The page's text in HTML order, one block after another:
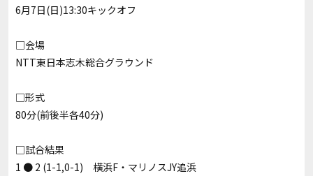
6月7日(日)13:30キックオフ
□会場
NTT東日本志木総合グラウンド
□形式
80分(前後半各40分)
□試合結果
1 ● 2 (1-1,0-1) 横浜F・マリノスJY追浜